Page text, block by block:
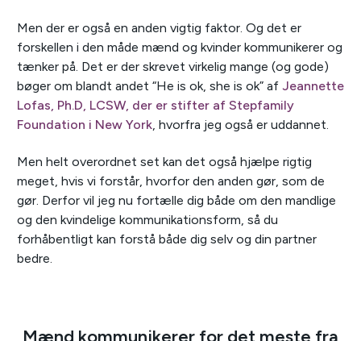
Men der er også en anden vigtig faktor. Og det er
forskellen i den måde mænd og kvinder kommunikerer og
tænker på. Det er der skrevet virkelig mange (og gode)
bøger om blandt andet “He is ok, she is ok” af Jeannette
Lofas, Ph.D, LCSW, der er stifter af Stepfamily
Foundation i New York, hvorfra jeg også er uddannet.
Men helt overordnet set kan det også hjælpe rigtig
meget, hvis vi forstår, hvorfor den anden gør, som de
gør. Derfor vil jeg nu fortælle dig både om den mandlige
og den kvindelige kommunikationsform, så du
forhåbentligt kan forstå både dig selv og din partner
bedre.